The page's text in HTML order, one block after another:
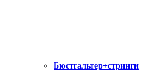
Бюстгальтер+стринги